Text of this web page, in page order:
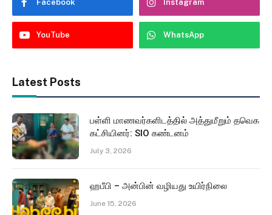
Facebook Instagram
YouTube WhatsApp
Latest Posts
பள்ளி மாணவர்களிடத்தில் அத்துமீறும் தவெக
கட்சியினர்: SIO கண்டனம்
July 3, 2026
ஹபீபி – அன்பின் வழியது உயிர்நிலை
June 15, 2026